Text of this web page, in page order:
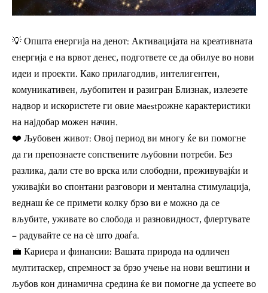
💡 Општа енергија на денот: Активацијата на креативната
енергија е на врвот денес, подгответе се да обилуе во нови
идеи и проекти. Како прилагодлив, интелигентен,
комуникативен, љубопитен и разигран Близнак, излезете
надвор и искористете ги овие маestрожне карактеристики
на најдобар можен начин.
❤️ Љубовен живот: Овој период ви многу ќе ви помогне
да ги препознаете сопствените љубовни потреби. Без
разлика, дали сте во врска или слободни, преживувајќи и
уживајќи во спонтани разговори и ментална стимулација,
веднаш ќе се примети колку брзо ви е можно да се
вљубите, уживате во слобода и разновидност, флертувате
– радувайте се на сè што доаѓа.
💼 Кариера и финансии: Вашата природа на одличен
мултитаскер, спремност за брзо учење на нови вештини и
љубов кон динамична средина ќе ви помогне да успеете во